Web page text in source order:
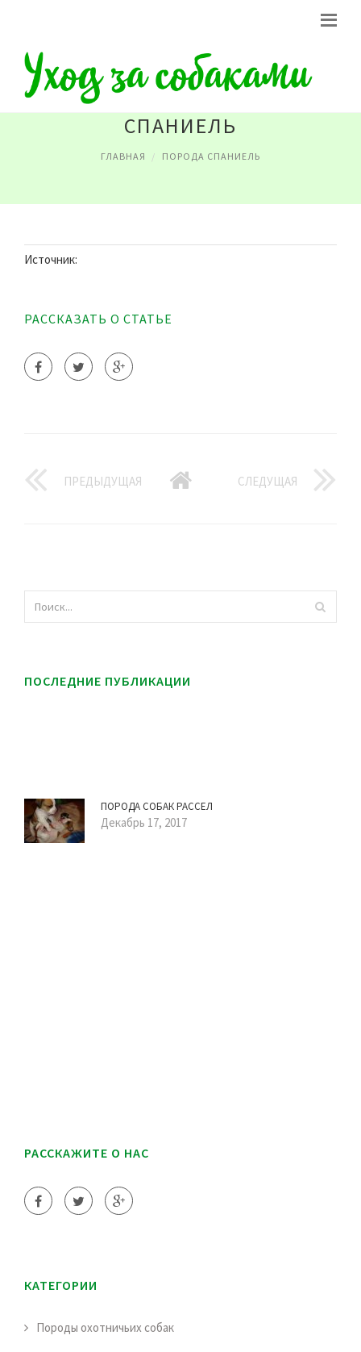
ПОРОДА СОБАК РУССКИЙ
СПАНИЕЛЬ
ГЛАВНАЯ ПОРОДА СПАНИЕЛЬ
Источник:
РАССКАЗАТЬ О СТАТЬЕ
ПРЕДЫДУЩАЯ СЛЕДУЩАЯ
ПОСЛЕДНИЕ ПУБЛИКАЦИИ
ПОРОДА СОБАК РАССЕЛ
Декабрь 17, 2017
РАССКАЖИТЕ О НАС
КАТЕГОРИИ
Породы охотничьих собак